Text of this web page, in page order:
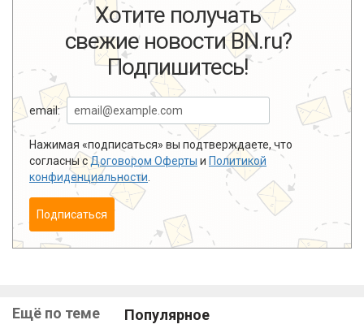
Хотите получать
свежие новости BN.ru?
Подпишитесь!
email:
Нажимая «подписаться» вы подтверждаете, что
согласны сДоговором Оферты и Политикой
конфиденциальности
Подписаться
Ещё по теме Популярное